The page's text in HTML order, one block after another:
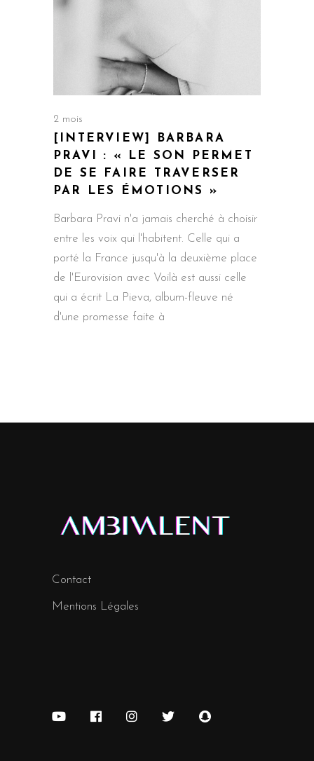
2 mois
[INTERVIEW] BARBARA
PRAVI : « LE SON PERMET
DE SE FAIRE TRAVERSER
PAR LES ÉMOTIONS »
Barbara Pravi n'a jamais cherché à choisir
entre les voix qui l'habitent. Celle qui a
porté la France jusqu'à la deuxième place
de l'Eurovision avec Voilà est aussi celle
qui a écrit La Pieva, album-fleuve né
d'une promesse faite à
Contact
Mentions Légales